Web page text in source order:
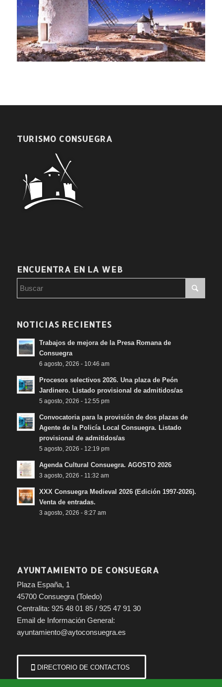
TURISMO CONSUEGRA
ENCUENTRA EN LA WEB
NOTICIAS RECIENTES
Trabajos de mejora de la Presa Romana de
Consuegra
6 agosto, 2026 - 10:46 am
Procesos selectivos 2026. Una plaza de Peón
Jardinero. Listado provisional de admitidos/as
5 agosto, 2026 - 12:55 pm
Convocatoria para la provisión de dos plazas de
Agente de la Policía Local Consuegra. Listado
provisional de admitidos/as
5 agosto, 2026 - 12:19 pm
Agenda Cultural Consuegra. AGOSTO 2026
3 agosto, 2026 - 11:32 am
XXX Consuegra Medieval 2026 (Edición 1997-2026).
Venta de entradas.
3 agosto, 2026 - 8:27 am
AYUNTAMIENTO DE CONSUEGRA
Plaza España, 1
45700 Consuegra (Toledo)
Centralita: 925 48 01 85 / 925 47 91 30
Email de Información General:
ayuntamiento@aytoconsuegra.es
DIRECTORIO DE CONTACTOS